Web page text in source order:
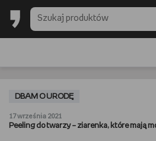
BACK TO SCHOOL
SŁUCHAM
DBAM O URODĘ
17 września 2021
Peeling do twarzy – ziarenka, które mają